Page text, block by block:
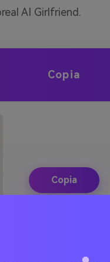
AI Girlfriend.
Copia
Copia